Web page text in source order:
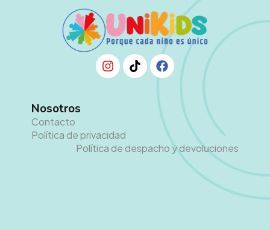
Nosotros
Contacto
Política de privacidad
Política de despacho y devoluciones